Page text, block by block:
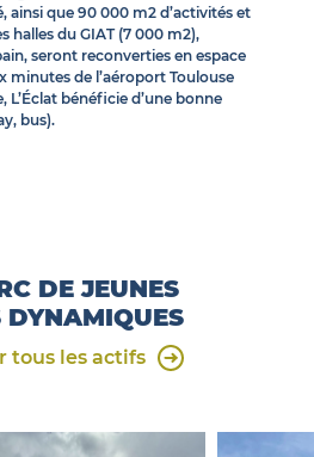
que 90 000 m2 d’activités et
halles du GIAT (7 000 m2),
seront reconverties en espace
minutes de l’aéroport Toulouse
bénéficie d’une bonne
bus).
DE JEUNES
DYNAMIQUES
tous les actifs